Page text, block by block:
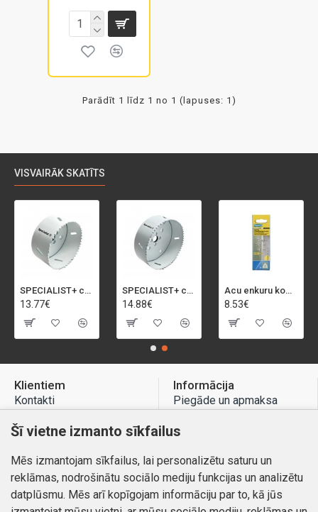
Parādīt 1 līdz 1 no 1 (lapuses: 1)
VISVAIRĀK SKATĪTS
SPECIALIST+ caurumu zāģis BI-METAL, 92 mm
13.77€
SPECIALIST+ caurumu zāģis BI-METAL, 98 mm
14.88€
Acu enkuru komplekts, 3-13 mm, Rapid, 12 gab.
8.53€
Klientiem
Kontakti
Preču atgriešana
Mans profils
Pasūtījumi
Informācija
Piegāde un apmaksa
Atteikuma tiesības
Kontakti
Šī vietne izmanto sīkfailus
Mēs izmantojam sīkfailus, lai personalizētu saturu un
reklāmas, nodrošinātu sociālo mediju funkcijas un analizētu
datplūsmu. Mēs arī kopīgojam informāciju par to, kā jūs